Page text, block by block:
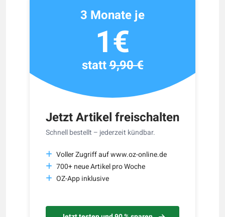
Jetzt Artikel freischalten
Schnell bestellt – jederzeit kündbar.
Voller Zugriff auf www.oz-online.de
700+ neue Artikel pro Woche
OZ-App inklusive
3 Monate je
1€
statt9,90 €